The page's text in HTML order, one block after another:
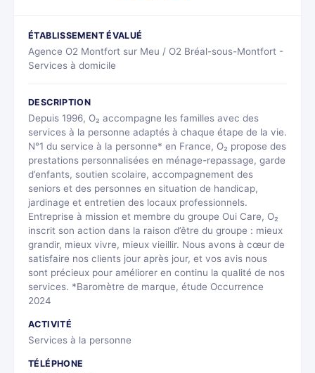
ÉTABLISSEMENT ÉVALUÉ
Agence O2 Montfort sur Meu / O2 Bréal-sous-Montfort -
Services à domicile
DESCRIPTION
Depuis 1996, O₂ accompagne les familles avec des
services à la personne adaptés à chaque étape de la vie.
N°1 du service à la personne* en France, O₂ propose des
prestations personnalisées en ménage-repassage, garde
d’enfants, soutien scolaire, accompagnement des
seniors et des personnes en situation de handicap,
jardinage et entretien des locaux professionnels.
Entreprise à mission et membre du groupe Oui Care, O₂
inscrit son action dans la raison d’être du groupe : mieux
grandir, mieux vivre, mieux vieillir. Nous avons à cœur de
satisfaire nos clients jour après jour, et vos avis nous
sont précieux pour améliorer en continu la qualité de nos
services. *Baromètre de marque, étude Occurrence
2024
ACTIVITÉ
Services à la personne
TÉLÉPHONE